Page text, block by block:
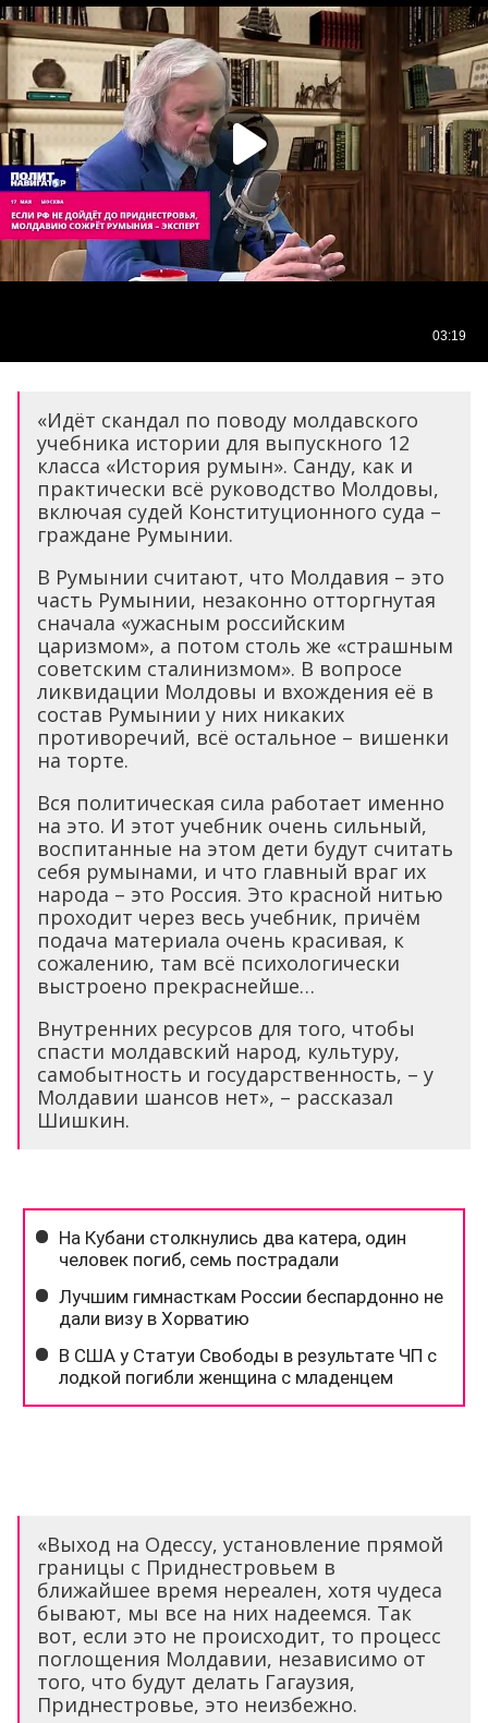
«Идёт скандал по поводу молдавского
учебника истории для выпускного 12
класса «История румын». Санду, как и
практически всё руководство Молдовы,
включая судей Конституционного суда –
граждане Румынии.
В Румынии считают, что Молдавия – это
часть Румынии, незаконно отторгнутая
сначала «ужасным российским
царизмом», а потом столь же «страшным
советским сталинизмом». В вопросе
ликвидации Молдовы и вхождения её в
состав Румынии у них никаких
противоречий, всё остальное – вишенки
на торте.
Вся политическая сила работает именно
на это. И этот учебник очень сильный,
воспитанные на этом дети будут считать
себя румынами, и что главный враг их
народа – это Россия. Это красной нитью
проходит через весь учебник, причём
подача материала очень красивая, к
сожалению, там всё психологически
выстроено прекраснейше…
Внутренних ресурсов для того, чтобы
спасти молдавский народ, культуру,
самобытность и государственность, – у
Молдавии шансов нет», – рассказал
Шишкин.
«Выход на Одессу, установление прямой
границы с Приднестровьем в
ближайшее время нереален, хотя чудеса
бывают, мы все на них надеемся. Так
вот, если это не происходит, то процесс
поглощения Молдавии, независимо от
того, что будут делать Гагаузия,
Приднестровье, это неизбежно.